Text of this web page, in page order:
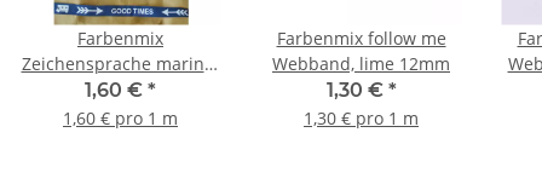
Farbenmix
Zeichensprache marine-
weiß, Webband 15mm
1,60 € *
1,60 € pro 1 m
Farbenmix follow me
Webband, lime 12mm
1,30 € *
1,30 € pro 1 m